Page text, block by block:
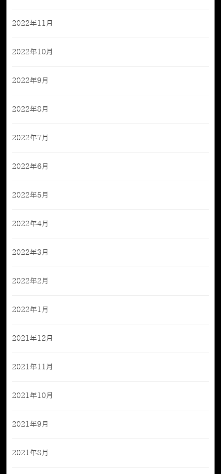
2022年11月
2022年10月
2022年9月
2022年8月
2022年7月
2022年6月
2022年5月
2022年4月
2022年3月
2022年2月
2022年1月
2021年12月
2021年11月
2021年10月
2021年9月
2021年8月